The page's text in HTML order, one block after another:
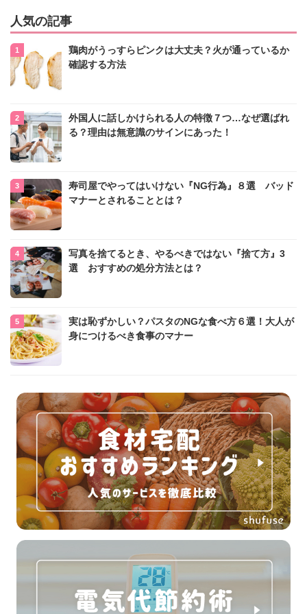
人気の記事
鶏肉がうっすらピンクは大丈夫？火が通っているか
確認する方法
外国人に話しかけられる人の特徴７つ…なぜ選ばれ
る？理由は無意識のサインにあった！
寿司屋でやってはいけない『NG行為』８選 バッド
マナーとされることとは？
写真を捨てるとき、やるべきではない『捨て方』3
選 おすすめの処分方法とは？
実は恥ずかしい？パスタのNGな食べ方６選！大人が
身につけるべき食事のマナー